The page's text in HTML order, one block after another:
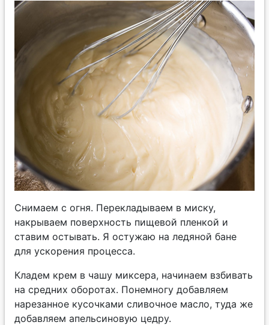
Снимаем с огня. Перекладываем в миску,
накрываем поверхность пищевой пленкой и
ставим остывать. Я остужаю на ледяной бане
для ускорения процесса.
Кладем крем в чашу миксера, начинаем взбивать
на средних оборотах. Понемногу добавляем
нарезанное кусочками сливочное масло, туда же
добавляем апельсиновую цедру.